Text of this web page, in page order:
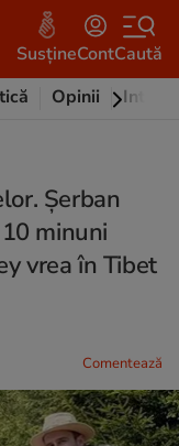
SusțineContCaută
Opinii
Șerban
minuni
vrea în Tibet
Comentează